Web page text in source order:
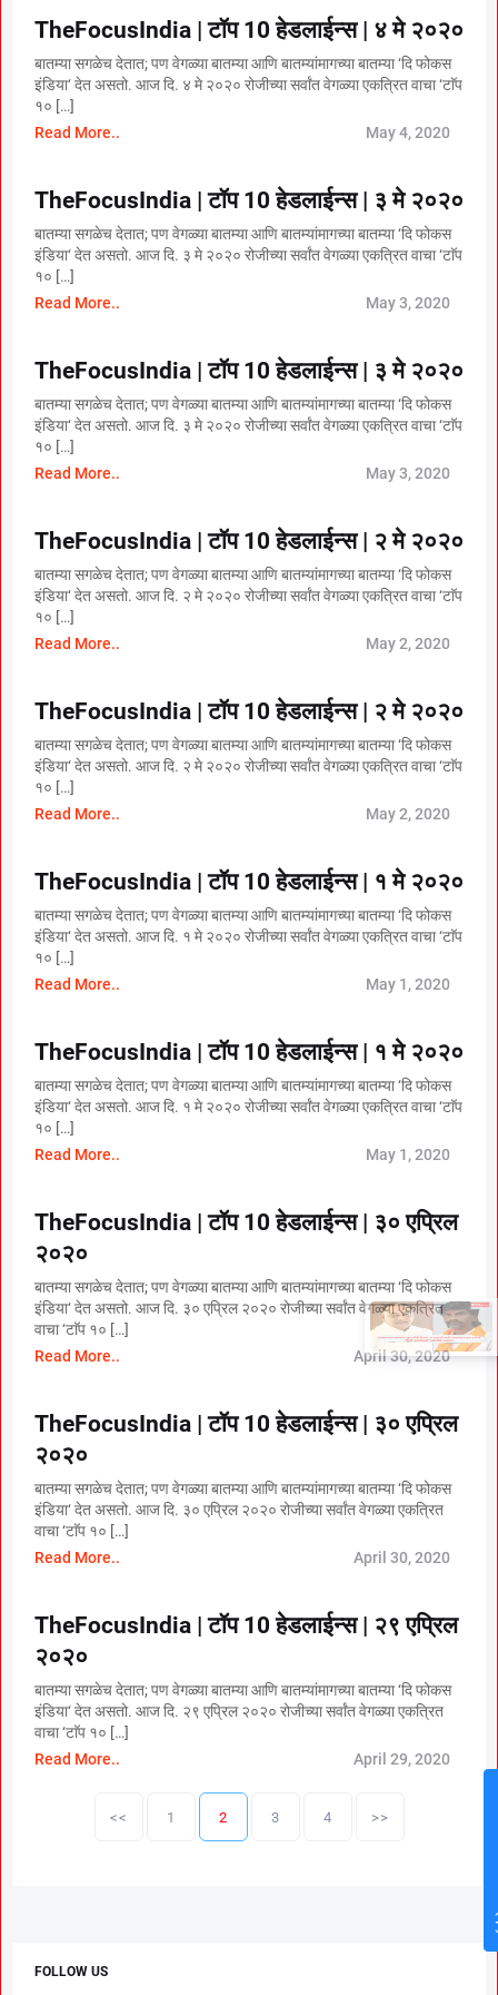
TheFocusIndia | टॉप 10 हेडलाईन्स | ४ मे २०२०
बातम्या सगळेच देतात; पण वेगळ्या बातम्या आणि बातम्यांमागच्या बातम्या ‘दि फोकस
इंडिया‘ देत असतो. आज दि. ४ मे २०२० रोजीच्या सर्वांत वेगळ्या एकत्रित वाचा ‘टाॅप
१० […]
Read More..
May 4, 2020
TheFocusIndia | टॉप 10 हेडलाईन्स | ३ मे २०२०
बातम्या सगळेच देतात; पण वेगळ्या बातम्या आणि बातम्यांमागच्या बातम्या ‘दि फोकस
इंडिया‘ देत असतो. आज दि. ३ मे २०२० रोजीच्या सर्वांत वेगळ्या एकत्रित वाचा ‘टाॅप
१० […]
Read More..
May 3, 2020
TheFocusIndia | टॉप 10 हेडलाईन्स | ३ मे २०२०
बातम्या सगळेच देतात; पण वेगळ्या बातम्या आणि बातम्यांमागच्या बातम्या ‘दि फोकस
इंडिया‘ देत असतो. आज दि. ३ मे २०२० रोजीच्या सर्वांत वेगळ्या एकत्रित वाचा ‘टाॅप
१० […]
Read More..
May 3, 2020
TheFocusIndia | टॉप 10 हेडलाईन्स | २ मे २०२०
बातम्या सगळेच देतात; पण वेगळ्या बातम्या आणि बातम्यांमागच्या बातम्या ‘दि फोकस
इंडिया‘ देत असतो. आज दि. २ मे २०२० रोजीच्या सर्वांत वेगळ्या एकत्रित वाचा ‘टाॅप
१० […]
Read More..
May 2, 2020
TheFocusIndia | टॉप 10 हेडलाईन्स | २ मे २०२०
बातम्या सगळेच देतात; पण वेगळ्या बातम्या आणि बातम्यांमागच्या बातम्या ‘दि फोकस
इंडिया‘ देत असतो. आज दि. २ मे २०२० रोजीच्या सर्वांत वेगळ्या एकत्रित वाचा ‘टाॅप
१० […]
Read More..
May 2, 2020
TheFocusIndia | टॉप 10 हेडलाईन्स | १ मे २०२०
बातम्या सगळेच देतात; पण वेगळ्या बातम्या आणि बातम्यांमागच्या बातम्या ‘दि फोकस
इंडिया‘ देत असतो. आज दि. १ मे २०२० रोजीच्या सर्वांत वेगळ्या एकत्रित वाचा ‘टाॅप
१० […]
Read More..
May 1, 2020
TheFocusIndia | टॉप 10 हेडलाईन्स | १ मे २०२०
बातम्या सगळेच देतात; पण वेगळ्या बातम्या आणि बातम्यांमागच्या बातम्या ‘दि फोकस
इंडिया‘ देत असतो. आज दि. १ मे २०२० रोजीच्या सर्वांत वेगळ्या एकत्रित वाचा ‘टाॅप
१० […]
Read More..
May 1, 2020
TheFocusIndia | टॉप 10 हेडलाईन्स | ३० एप्रिल
२०२०
बातम्या सगळेच देतात; पण वेगळ्या बातम्या आणि बातम्यांमागच्या बातम्या ‘दि फोकस
इंडिया‘ देत असतो. आज दि. ३० एप्रिल २०२० रोजीच्या सर्वांत वेगळ्या एकत्रित
वाचा ‘टाॅप १० […]
Read More..
April 30, 2020
TheFocusIndia | टॉप 10 हेडलाईन्स | ३० एप्रिल
२०२०
बातम्या सगळेच देतात; पण वेगळ्या बातम्या आणि बातम्यांमागच्या बातम्या ‘दि फोकस
इंडिया‘ देत असतो. आज दि. ३० एप्रिल २०२० रोजीच्या सर्वांत वेगळ्या एकत्रित
वाचा ‘टाॅप १० […]
Read More..
April 30, 2020
TheFocusIndia | टॉप 10 हेडलाईन्स | २९ एप्रिल
२०२०
बातम्या सगळेच देतात; पण वेगळ्या बातम्या आणि बातम्यांमागच्या बातम्या ‘दि फोकस
इंडिया‘ देत असतो. आज दि. २९ एप्रिल २०२० रोजीच्या सर्वांत वेगळ्या एकत्रित
वाचा ‘टाॅप १० […]
Read More..
April 29, 2020
i
<< 1 2 3 4 >>
FOLLOW US
×
National OBC Federation
President Babanrao Taywade
Claims Only 27 Kunbi
GR; Alarming News for Mano